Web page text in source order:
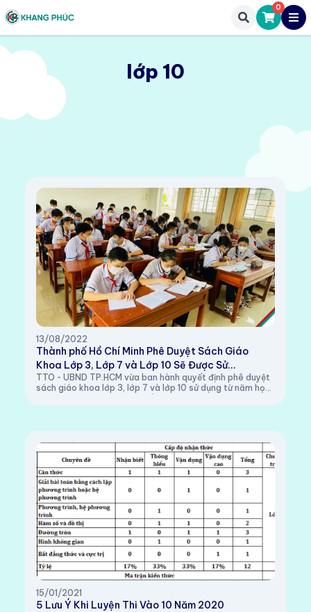
0
lớp 10
13/08/2022
Thành phố Hồ Chí Minh Phê Duyệt Sách Giáo
Khoa Lớp 3, Lớp 7 và Lớp 10 Sẽ Được Sử...
TTO - UBND TP.HCM vừa ban hành quyết định phê duyệt
sách giáo khoa lớp 3, lớp 7 và lớp 10 sử dụng từ năm học
2022-2023. Đáng chú ý nhất là TP.HCM đã lựa chọn
nhiều đầu sách từ nhiều nhà xuất bản / ...
15/01/2021
5 Lưu Ý Khi Luyện Thi Vào 10 Năm 2020